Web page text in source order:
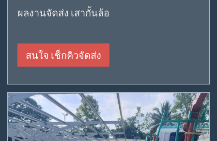
ผลงานจัดส่ง เสากั้นล้อ
สนใจ เช็กคิวจัดส่ง